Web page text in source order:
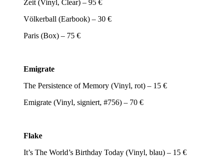
Zeit (Vinyl, Clear) – 95 €
Völkerball (Earbook) – 30 €
Paris (Box) – 75 €
Emigrate
The Persistence of Memory (Vinyl, rot) – 15 €
Emigrate (Vinyl, signiert, #756) – 70 €
Flake
It’s The World’s Birthday Today (Vinyl, blau) – 15 €